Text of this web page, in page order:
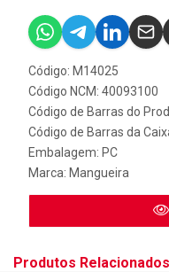
Código: M14025
Código NCM: 40093100
Código de Barras do
Código de Barras da
Embalagem: PC
Marca: Mangueira
Produtos Relacionados